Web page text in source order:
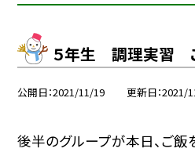
５年生 調理実習 ご
公開日 2021/11/19 更新日 2021/
後半のグループが本日、ご飯